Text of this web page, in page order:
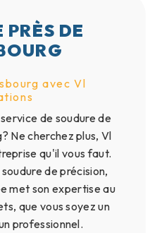
PRÈS DE
avec Vl
de soudure de
Ne cherchez plus, Vl
qu'il vous faut.
de précision,
met son expertise au
que vous soyez un
professionnel.